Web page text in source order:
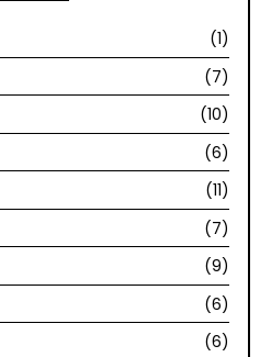
(1)
(7)
(10)
(6)
(11)
(7)
(9)
(6)
(6)